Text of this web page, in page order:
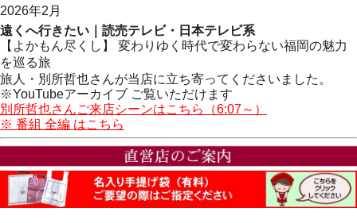
2026年2月
遠くへ行きたい｜読売テレビ・日本テレビ系
【よかもん尽くし】 変わりゆく時代で変わらない福岡の魅力
を巡る旅
旅人・別所哲也さんが当店に立ち寄ってくださいました。
※YouTubeアーカイブ ご覧いただけます
別所哲也さんご来店シーンはこちら（6:07～）
※ 番組 全編 はこちら